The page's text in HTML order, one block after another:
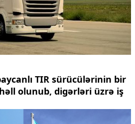
TIR sürücülərinin bir
olunub, digərləri üzrə iş